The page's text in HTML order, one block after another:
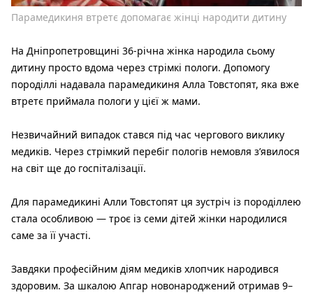
Парамедикиня втретє допомагає жінці народити дитину
На Дніпропетровщині 36-річна жінка народила сьому
дитину просто вдома через стрімкі пологи. Допомогу
породіллі надавала парамедикиня Алла Товстопят, яка вже
втретє приймала пологи у цієї ж мами.
Незвичайний випадок стався під час чергового виклику
медиків. Через стрімкий перебіг пологів немовля з’явилося
на світ ще до госпіталізації.
Для парамедикині Алли Товстопят ця зустріч із породіллею
стала особливою — троє із семи дітей жінки народилися
саме за її участі.
Завдяки професійним діям медиків хлопчик народився
здоровим. За шкалою Апгар новонароджений отримав 9–